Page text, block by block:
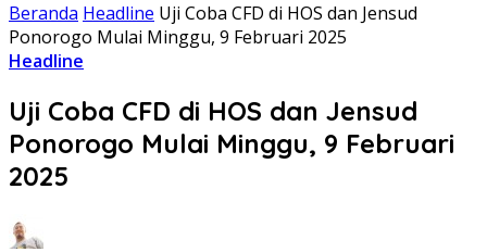
Beranda Headline Uji Coba CFD di HOS dan Jensud
Ponorogo Mulai Minggu, 9 Februari 2025
Headline
Uji Coba CFD di HOS dan Jensud
Ponorogo Mulai Minggu, 9 Februari
2025